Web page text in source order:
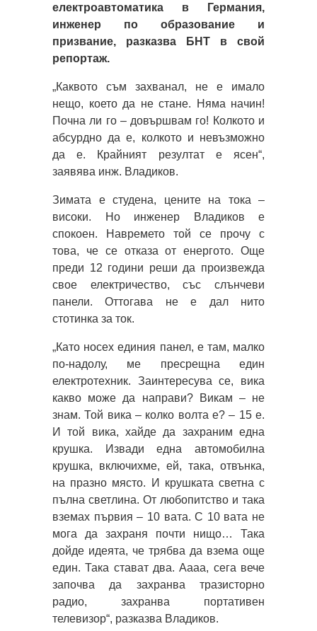
електроавтоматика в Германия,
инженер по образование и
призвание, разказва БНТ в свой
репортаж.
„Каквото съм захванал, не е имало
нещо, което да не стане. Няма начин!
Почна ли го – довършвам го! Колкото и
абсурдно да е, колкото и невъзможно
да е. Крайният резултат е ясен“,
заявява инж. Владиков.
Зимата е студена, цените на тока –
високи. Но инженер Владиков е
спокоен. Навремето той се прочу с
това, че се отказа от енергото. Още
преди 12 години реши да произвежда
свое електричество, със слънчеви
панели. Оттогава не е дал нито
стотинка за ток.
„Като носех единия панел, е там, малко
по-надолу, ме пресрещна един
електротехник. Заинтересува се, вика
какво може да направи? Викам – не
знам. Той вика – колко волта е? – 15 е.
И той вика, хайде да захраним една
крушка. Извади една автомобилна
крушка, включихме, ей, така, отвънка,
на празно място. И крушката светна с
пълна светлина. От любопитство и така
вземах първия – 10 вата. С 10 вата не
мога да захраня почти нищо… Така
дойде идеята, че трябва да взема още
един. Така стават два. Аааа, сега вече
започва да захранва тразисторно
радио, захранва портативен
телевизор“, разказва Владиков.